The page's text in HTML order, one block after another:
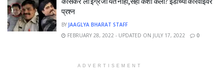
प्रश्न
BY JAAGLYA BHARAT STAFF
FEBRUARY 28, 2022 - UPDATED ON JULY 17, 2022
0
ADVERTISEMENT